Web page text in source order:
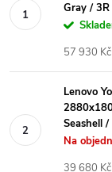
Gray /
57 930
Lenovo
Seashell
Na
39 680